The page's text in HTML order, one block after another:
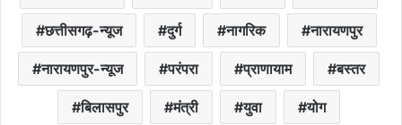
छत्तीसगढ़-न्यूज दुर्ग नागरिक नारायणपुर
नारायणपुर-न्यूज परंपरा प्राणायाम बस्तर
बिलासपुर मंत्री युवा योग